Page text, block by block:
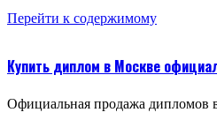
Перейти к содержимому
Купить диплом в Москве
Официальная продажа дипломов